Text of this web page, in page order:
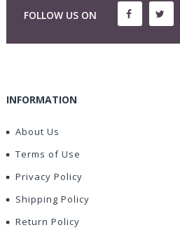
FOLLOW US ON
INFORMATION
About Us
Terms of Use
Privacy Policy
Shipping Policy
Return Policy